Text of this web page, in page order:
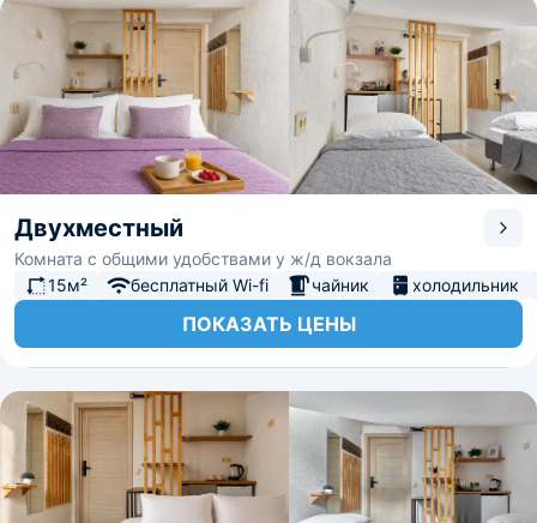
Двухместный
Комната с общими удобствами у ж/д вокзала
15м²
бесплатный Wi-fi чайник холодильник
ПОКАЗАТЬ ЦЕНЫ